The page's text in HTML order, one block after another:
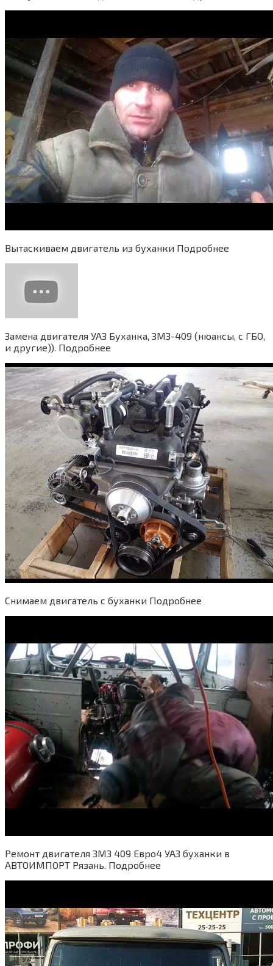
Вытаскиваем двигатель из буханки Подробнее
Замена двигателя УАЗ Буханка, ЗМЗ-409 (нюансы, с ГБО,
и другие)). Подробнее
Снимаем двигатель с буханки Подробнее
Ремонт двигателя ЗМЗ 409 Евро4 УАЗ буханки в
АВТОИМПОРТ Рязань. Подробнее